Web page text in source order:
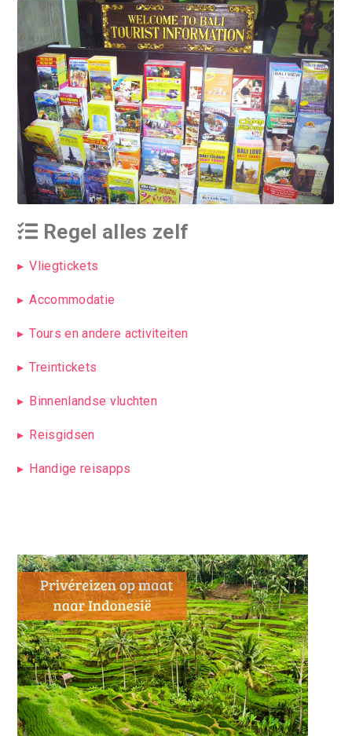
Regel alles zelf
Vliegtickets
Accommodatie
Tours en andere activiteiten
Treintickets
Binnenlandse vluchten
Reisgidsen
Handige reisapps